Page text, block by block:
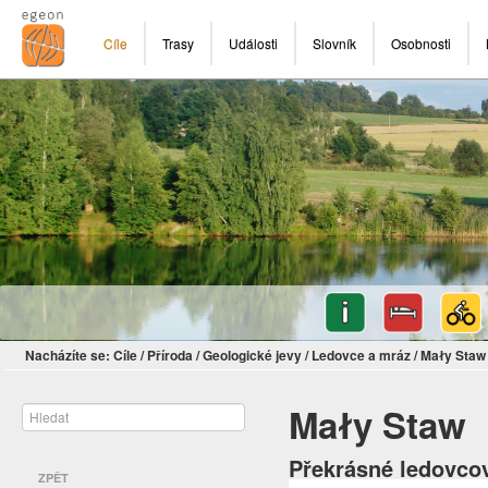
Cíle Trasy Události Slovník Osobnosti
Nacházíte se: Cíle/ Příroda/Geologické jevy/ Ledovce a mráz/Mały Staw
ZPĚT
Mały Staw
Překrásné